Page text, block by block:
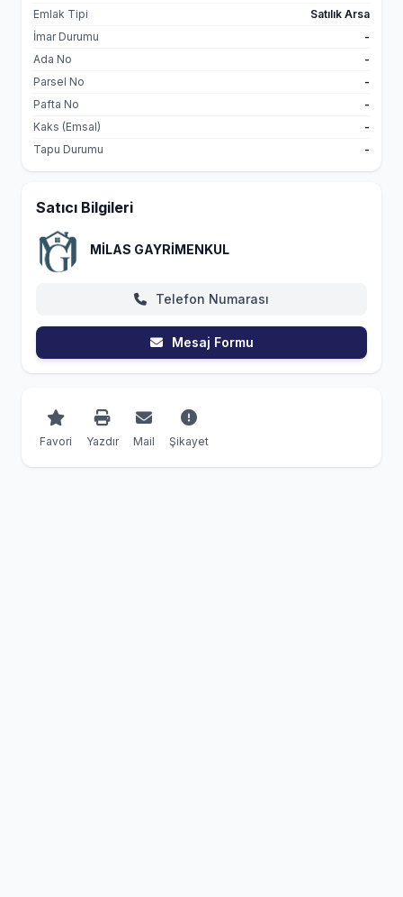
Emlak Tipi
Satılık Arsa
İmar Durumu
-
Ada No
-
Parsel No
-
Pafta No
-
Kaks (Emsal)
-
Tapu Durumu
-
Satıcı Bilgileri
MİLAS GAYRİMENKUL
Telefon Numarası
Mesaj Formu
Favori Yazdır Mail Şikayet